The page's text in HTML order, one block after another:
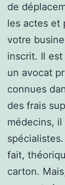
de
les actes et
votre
inscrit. Il
un avocat
connues
des frais
médecins,
fait,
carton.